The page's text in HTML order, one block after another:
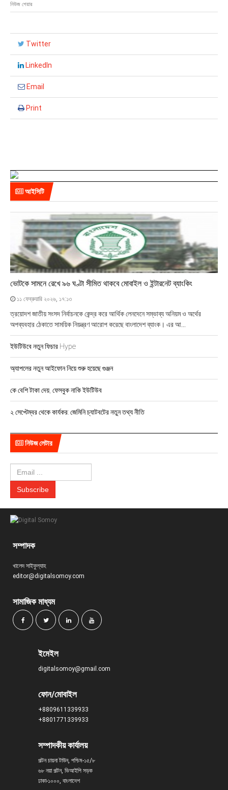
নিউজ শেয়ার
Twitter
LinkedIn
Email
Print
আইসিটি
ভোটকে সামনে রেখে ৯৬ ঘণ্টা সীমিত থাকবে মোবাইল ও ইন্টারনেট ব্যাংকিং
১১ ফেব্রুয়ারি ২০২৬, ১৭:১৩
ত্রয়োদশ জাতীয় সংসদ নির্বাচনকে কেন্দ্র করে আর্থিক লেনদেনে সম্ভাব্য অনিয়ম ও অর্থের
অপব্যবহার ঠেকাতে সাময়িক নিয়ন্ত্রণ আরোপ করেছে বাংলাদেশ ব্যাংক। এর আ...
ইউটিউবে নতুন ফিচার Hype
অ্যাপলের নতুন আইফোন নিয়ে শুরু হয়েছে গুঞ্জন
কে বেশি টাকা দেয়, ফেসবুক নাকি ইউটিউব
২ সেপ্টেম্বর থেকে কার্যকর: জেমিনি চ্যাটবটের নতুন তথ্য নীতি
নিউজ লেটার
সম্পাদক
খালেদ সাইফুল্যাহ
editor@digitalsomoy.com
সামাজিক মাধ্যম
ইমেইল
digitalsomoy@gmail.com
ফোন/মোবাইল
+8809611339933
+8801771339933
সম্পাদকীয় কার্যালয়
পল্টন চায়না টাউন, পশ্চিম-১৫/৮
৬৮ নয়া পল্টন, ভিআইপি সড়ক
ঢাকা-১০০০, বাংলাদেশ